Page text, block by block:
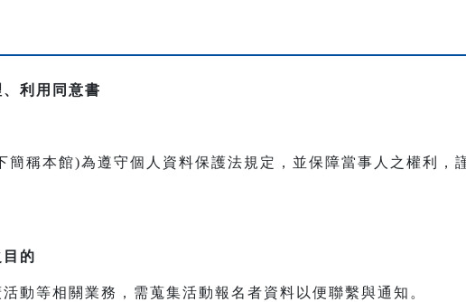
利用同意書
簡稱本館)為遵守個人資料保護法規定，並保障當事人之權利，
的
動等相關業務，需蒐集活動報名者資料以便聯繫與通知。